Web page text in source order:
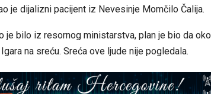
je dijalizni pacijent iz Nevesinje Momčilo Čalija.
je bilo iz resornog ministarstva, plan je bio da
na sreću. Sreća ove ljude nije pogledala.